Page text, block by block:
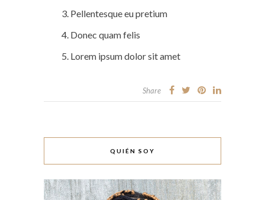
Pellentesque eu pretium
Donec quam felis
Lorem ipsum dolor sit amet
Share
QUIÉN SOY